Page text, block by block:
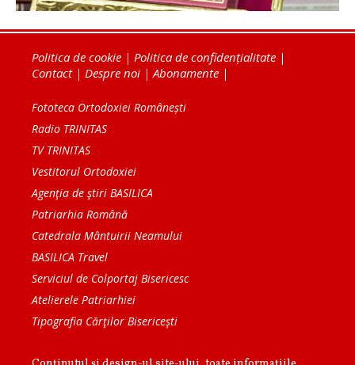
Politica de cookie | Politica de confidențialitate |
Contact| Despre noi | Abonamente |
Fototeca Ortodoxiei Românești
Radio TRINITAS
TV TRINITAS
Vestitorul Ortodoxiei
Agenţia de ştiri BASILICA
Patriarhia Română
Catedrala Mântuirii Neamului
BASILICA Travel
Serviciul de Colportaj Bisericesc
Atelierele Patriarhiei
Tipografia Cărţilor Bisericeşti